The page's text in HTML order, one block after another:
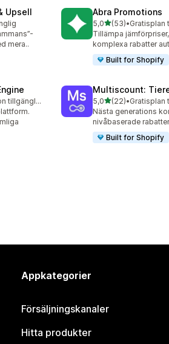
Upsell
mera..
Abra Promotions
5,0av 5 stjärnor
(53)
53 recensioner totalt
•Gratisplan
Tillämpa
komplexa rabatter
Built for Shopify
Gratis testversion tillgänglig
Multiscount:
5,0av 5 stjärnor
(22)
22 recensioner totalt
•Gratisplan
Nästa generations
nivåbaserade rabatter
Built for Shopify
Appkategorier
Försäljningskanaler
Hitta produkter